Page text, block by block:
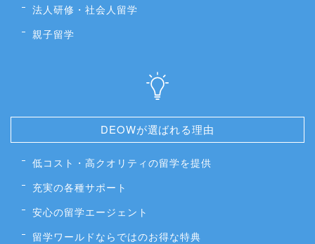
法人研修・社会人留学
親子留学
DEOWが選ばれる理由
低コスト・高クオリティの留学を提供
充実の各種サポート
安心の留学エージェント
留学ワールドならではのお得な特典